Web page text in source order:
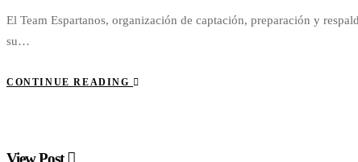
El Team Espartanos, organización de captación, preparación y
su…
CONTINUE READING
View Post